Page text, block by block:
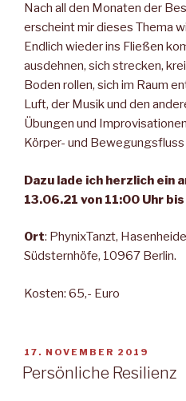
Nach all den Monaten der
erscheint mir dieses Thema
Endlich wieder ins Fließen
ausdehnen, sich strecken,
Boden rollen, sich im Raum
Luft, der Musik und den
Übungen und
Körper- und Bewegungsfluss
Dazu lade ich herzlich ein
13.06.21 von 11:00 Uhr
Ort: PhynixTanzt,
Südsternhöfe, 10967 Berlin.
Kosten: 65,- Euro
VERÖFFENTLICHT
AM
17. NOVEMBER 2019
Persönliche Resilienz